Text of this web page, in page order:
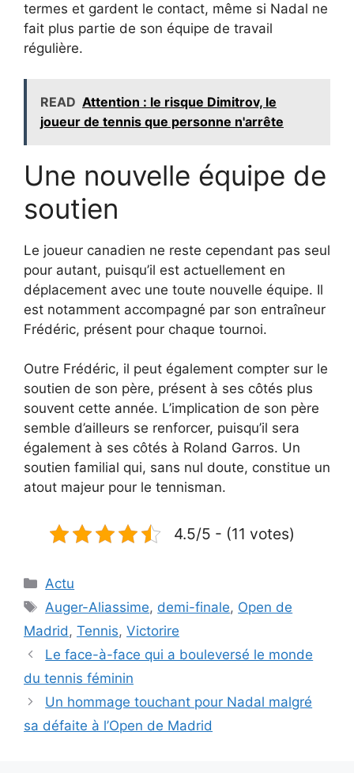
termes et gardent le contact, même si Nadal ne
fait plus partie de son équipe de travail
régulière.
READ Attention : le risque Dimitrov, le
joueur de tennis que personne n'arrête
Une nouvelle équipe de
soutien
Le joueur canadien ne reste cependant pas seul
pour autant, puisqu’il est actuellement en
déplacement avec une toute nouvelle équipe. Il
est notamment accompagné par son entraîneur
Frédéric, présent pour chaque tournoi.
Outre Frédéric, il peut également compter sur le
soutien de son père, présent à ses côtés plus
souvent cette année. L’implication de son père
semble d’ailleurs se renforcer, puisqu’il sera
également à ses côtés à Roland Garros. Un
soutien familial qui, sans nul doute, constitue un
atout majeur pour le tennisman.
4.5/5 - (11 votes)
Catégories
Actu
Étiquettes
Auger-Aliassime, demi-finale, Open de
Madrid, Tennis, Victorire
Le face-à-face qui a bouleversé le monde
du tennis féminin
Un hommage touchant pour Nadal malgré
sa défaite à l’Open de Madrid